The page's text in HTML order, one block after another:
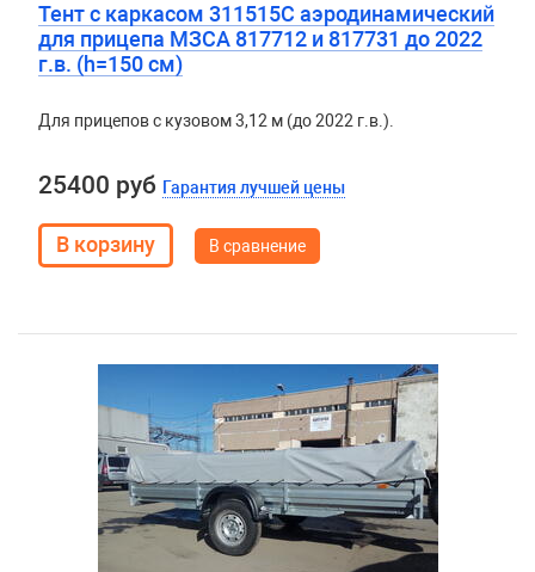
Тент с каркасом 311515С аэродинамический
для прицепа МЗСА 817712 и 817731 до 2022
г.в. (h=150 см)
Для прицепов с кузовом 3,12 м (до 2022 г.в.).
25400 руб Гарантия лучшей цены
В сравнение